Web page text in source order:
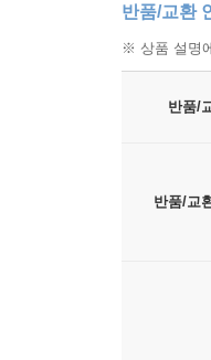
반품/교환
※ 상품 설명
반품/
반품/교